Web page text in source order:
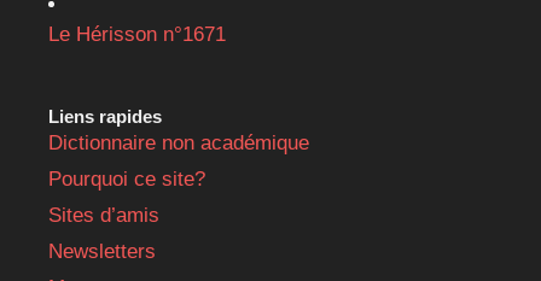
Le Hérisson n°1671
Liens rapides
Dictionnaire non académique
Pourquoi ce site?
Sites d’amis
Newsletters